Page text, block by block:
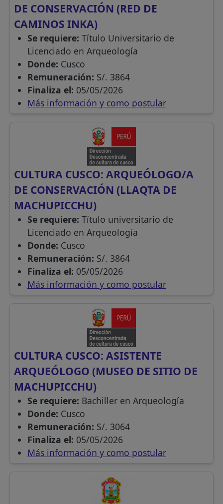
DE CONSERVACIÓN (RED DE
CAMINOS INKA)
Se requiere: Título Universitario de
Licenciado en Arqueología
Donde: Cusco
Remuneración: S/. 3864
Finaliza el: 05/05/2026
Más información y como postular
CULTURA CUSCO: ARQUEÓLOGO/A
DE CONSERVACIÓN (LLAQTA DE
MACHUPICCHU)
Se requiere: Título universitario de
Licenciado en Arqueología
Donde: Cusco
Remuneración: S/. 3864
Finaliza el: 05/05/2026
Más información y como postular
CULTURA CUSCO: ASISTENTE
ARQUEÓLOGO (MUSEO DE SITIO DE
MACHUPICCHU)
Se requiere: Bachiller en Arqueología
Donde: Cusco
Remuneración: S/. 3064
Finaliza el: 05/05/2026
Más información y como postular